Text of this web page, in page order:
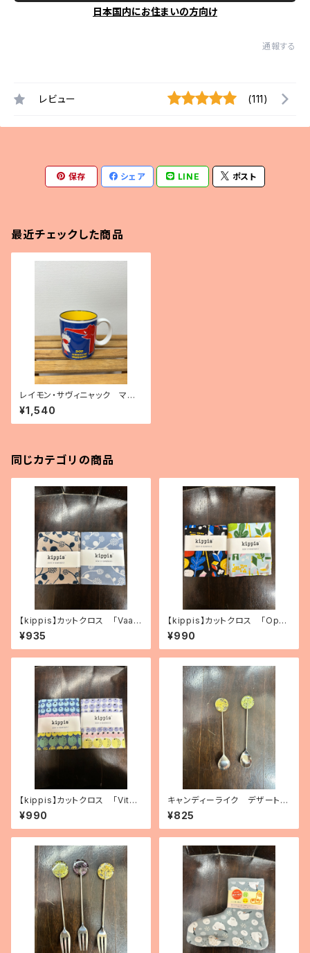
日本国内にお住まいの方向け
通報する
レビュー (111)
保存 シェア LINE ポスト
最近チェックした商品
レイモン・サヴィニャック マグ
カップ 「ドップ」
¥1,540
同じカテゴリの商品
【kippis】カットクロス 「Vaap
ukka／ラズベリー」（2色）
¥935
【kippis】カットクロス 「Oppi
／教育」（2色）
¥990
【kippis】カットクロス 「Vita
miini／ビタミン」（3種）
¥990
キャンディーライク デザートス
プーン（2種）
¥825